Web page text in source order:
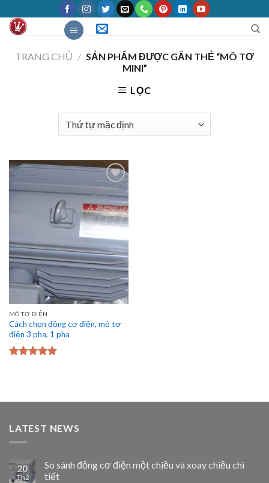
content
TRANG CHỦ / SẢN PHẨM ĐƯỢC GẮN THẺ “MÔ TƠ
MINI”
LỌC
Add to
Wishlist
MÔ TƠ ĐIỆN
Cách chọn động cơ điện, mô tơ
điện 3 pha, 1 pha
LATEST NEWS
20
Th2
So sánh động cơ điện một chiều và xoay chiều chi
tiết